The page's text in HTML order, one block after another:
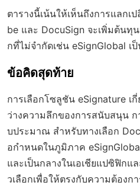
ตารางนี้เน้นให้เห็นถึงการแลกเ
be และ DocuSign จะเพิ่มต้นทุ
กที่ไม่จำกัดเช่น eSignGlobal
ข้อคิดสุดท้าย
การเลือกโซลูชัน eSignature เ
ว่างความลึกของการสนับสนุน
บประมาณ สำหรับทางเลือก
อกำหนดในภูมิภาค
และเป็นกลางในเอเชียแปซิฟิก
วเลือกเพื่อให้ตรงกับความต้องกา